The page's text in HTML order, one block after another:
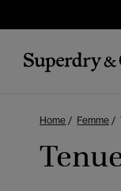
Home Femme